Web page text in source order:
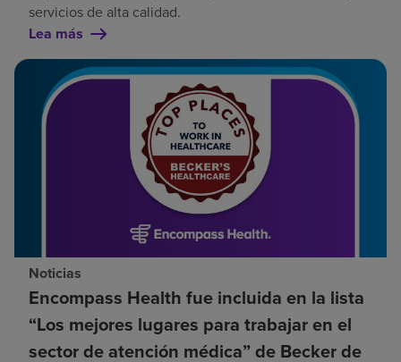
servicios de alta calidad.
Lea más
Noticias
Encompass Health fue incluida en la lista
“Los mejores lugares para trabajar en el
sector de atención médica” de Becker de